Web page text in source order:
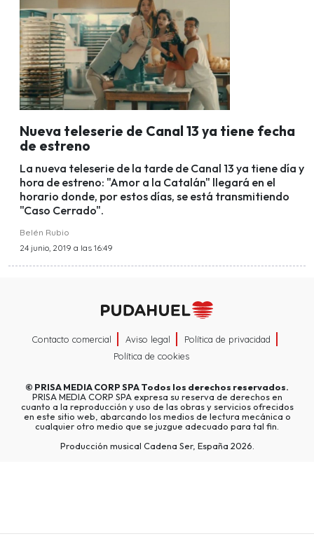
Nueva teleserie de Canal 13 ya tiene fecha
de estreno
La nueva teleserie de la tarde de Canal 13 ya tiene día y
hora de estreno: "Amor a la Catalán" llegará en el
horario donde, por estos días, se está transmitiendo
"Caso Cerrado".
Belén Rubio
24 junio, 2019 a las 16:49
Contacto comercial Aviso legal
Política de privacidad
Política de cookies
© PRISA MEDIA CORP SPATodos los derechos reservados.
PRISA MEDIA CORP SPA expresa su reserva de derechos en
cuanto a la reproducción y uso de las obras y servicios ofrecidos
en este sitio web, abarcando los medios de lectura mecánica o
cualquier otro medio que se juzgue adecuado para tal fin.
Producción musical Cadena Ser, España 2026.